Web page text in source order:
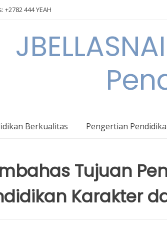
+2782 444 YEAH
Berkualitas Pengertian
Tujuan
Karakter